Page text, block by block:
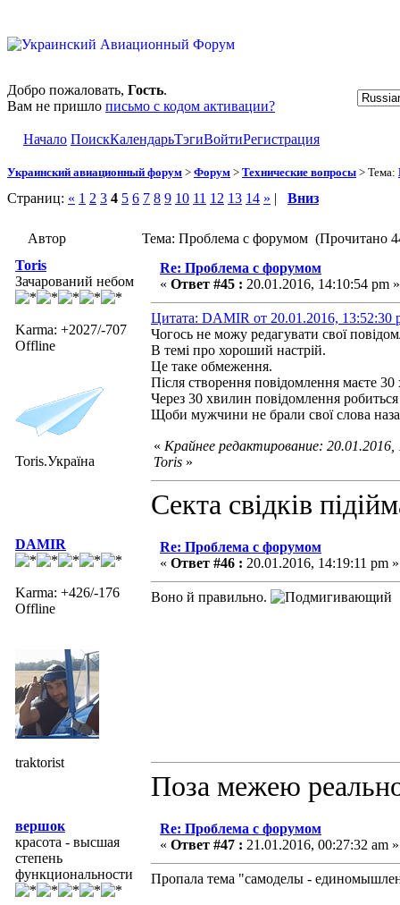
Добро пожаловать, Гость.
Вам не пришло письмо с кодом активации?
Начало ПоискКалендарьТэгиВойтиРегистрация
Украинский авиационный форум > Форум > Технические вопросы > Тема:
Страниц: « 1 2 3 4 5 6 7 8 9 10 11 12 13 14 » | Вниз
Автор
Тема: Проблема с форумом (Прочитано
Toris
Зачарований небом
Karma: +2027/-707
Offline
Toris.Україна
Re: Проблема с форумом
« Ответ #45 : 20.01.2016, 14:10:54 pm »
Цитата: DAMIR от 20.01.2016, 13:52:30
Чогось не можу редагувати свої
В темі про хороший настрій.
Це таке обмеження.
Після створення повідомлення маєте
Через 30 хвилин повідомлення
Щоби мужчини не брали свої слова
« Крайнее редактирование:
Toris »
Секта свідків
DAMIR
Karma: +426/-176
Offline
traktorist
Re: Проблема с форумом
« Ответ #46 : 20.01.2016, 14:19:11 pm »
Воно й правильно.
Поза межею
вершок
красота - высшая
степень
функциональности
Re: Проблема с форумом
« Ответ #47 : 21.01.2016, 00:27:32 am »
Пропала тема "самоделы -